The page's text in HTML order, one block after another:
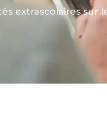
extrascolaires sur